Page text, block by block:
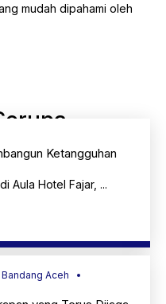
mudah dipahami oleh
Ketangguhan
Aula Hotel Fajar, ...
Aceh